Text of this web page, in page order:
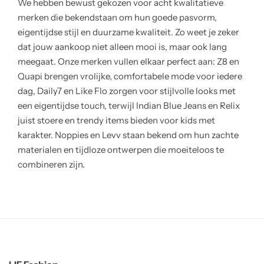
We hebben bewust gekozen voor acht kwalitatieve
merken die bekendstaan om hun goede pasvorm,
eigentijdse stijl en duurzame kwaliteit. Zo weet je zeker
dat jouw aankoop niet alleen mooi is, maar ook lang
meegaat. Onze merken vullen elkaar perfect aan: Z8 en
Quapi brengen vrolijke, comfortabele mode voor iedere
dag, Daily7 en Like Flo zorgen voor stijlvolle looks met
een eigentijdse touch, terwijl Indian Blue Jeans en Relix
juist stoere en trendy items bieden voor kids met
karakter. Noppies en Levv staan bekend om hun zachte
materialen en tijdloze ontwerpen die moeiteloos te
combineren zijn.